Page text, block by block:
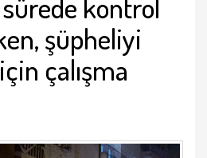
şüpheliyi
çalışma